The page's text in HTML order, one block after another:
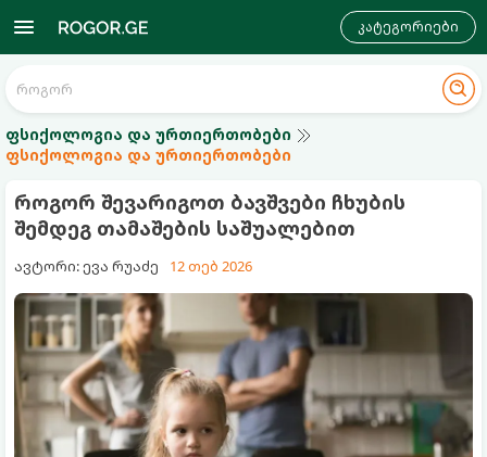
კატეგორიები
ფსიქოლოგია და ურთიერთობები
ფსიქოლოგია და ურთიერთობები
როგორ შევარიგოთ ბავშვები ჩხუბის
შემდეგ თამაშების საშუალებით
ავტორი: ევა რუაძე 12 თებ 2026